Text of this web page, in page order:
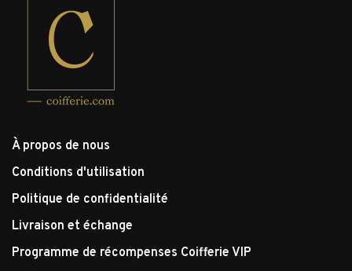
À propos de nous
Conditions d'utilisation
Politique de confidentialité
Livraison et échange
Programme de récompenses Coifferie VIP